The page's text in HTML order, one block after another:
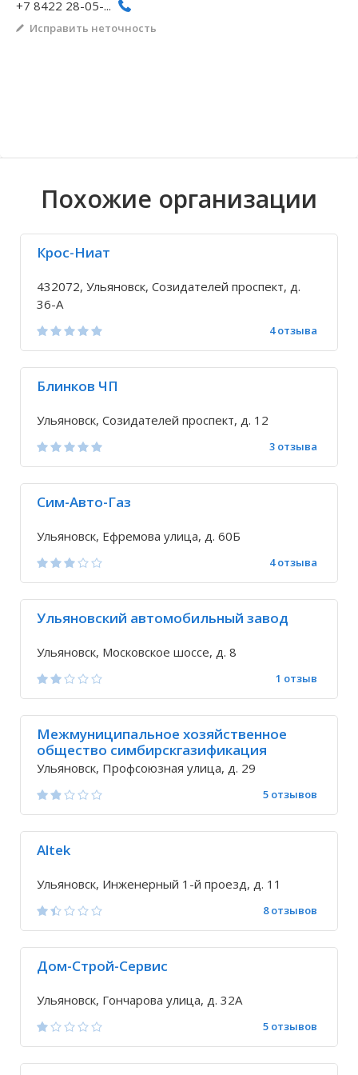
Волгоградская область
Кировоградская область
Восточно-Казахстанская область
Архангельское
+7 8422 28-05-...
Исправить неточность
Похожие организации
Крос-Ниат
432072, Ульяновск, Созидателей проспект, д.
36-А
4 отзыва
Блинков ЧП
Ульяновск, Созидателей проспект, д. 12
3 отзыва
Сим-Авто-Газ
Ульяновск, Ефремова улица, д. 60Б
4 отзыва
Ульяновский автомобильный завод
Ульяновск, Московское шоссе, д. 8
1 отзыв
Межмуниципальное хозяйственное
общество симбирскгазификация
Ульяновск, Профсоюзная улица, д. 29
5 отзывов
Altek
Ульяновск, Инженерный 1-й проезд, д. 11
8 отзывов
Дом-Строй-Сервис
Ульяновск, Гончарова улица, д. 32А
5 отзывов